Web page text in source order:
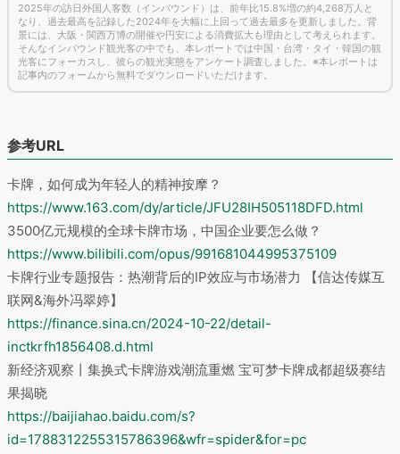
2025年の訪日外国人客数（インバウンド）は、前年比15.8%増の約4,268万人と
なり、過去最高を記録した2024年を大幅に上回って過去最多を更新しました。背
景には、大阪・関西万博の開催や円安による消費拡大も理由として考えられます。
そんなインバウンド観光客の中でも、本レポートでは中国・台湾・タイ・韓国の観
光客にフォーカスし、彼らの観光実態をアンケート調査しました。※本レポートは
記事内のフォームから無料でダウンロードいただけます。
参考URL
卡牌，如何成为年轻人的精神按摩？
https://www.163.com/dy/article/JFU28IH505118DFD.html
3500亿元规模的全球卡牌市场，中国企业要怎么做？
https://www.bilibili.com/opus/991681044995375109
卡牌行业专题报告：热潮背后的IP效应与市场潜力 【信达传媒互
联网&海外冯翠婷】
https://finance.sina.cn/2024-10-22/detail-
inctkrfh1856408.d.html
新经济观察丨集换式卡牌游戏潮流重燃 宝可梦卡牌成都超级赛结
果揭晓
https://baijiahao.baidu.com/s?
id=1788312255315786396&wfr=spider&for=pc